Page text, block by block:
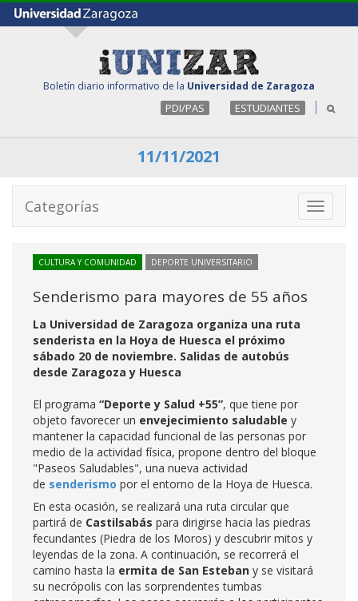
Boletín diario informativo de la Universidad de Zaragoza
PDI/PAS ESTUDIANTES
11/11/2021
Toggle
Categorías
CULTURA Y COMUNIDAD DEPORTE UNIVERSITARIO
Senderismo para mayores de 55 años
La Universidad de Zaragoza organiza una ruta
senderista en la Hoya de Huesca el próximo
sábado 20 de noviembre. Salidas de autobús
desde Zaragoza y Huesca
El programa “Deporte y Salud +55”, que tiene por
objeto favorecer un envejecimiento saludable y
mantener la capacidad funcional de las personas por
medio de la actividad física, propone dentro del bloque
"Paseos Saludables", una nueva actividad
de senderismo por el entorno de la Hoya de Huesca.
En esta ocasión, se realizará una ruta circular que
partirá de Castilsabás para dirigirse hacia las piedras
fecundantes (Piedra de los Moros) y descubrir mitos y
leyendas de la zona. A continuación, se recorrerá el
camino hasta la ermita de San Esteban y se visitará
su necrópolis con las sorprendentes tumbas